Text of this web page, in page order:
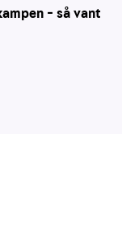
– så vant